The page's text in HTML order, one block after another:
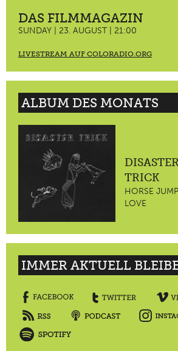
DAS FILMMAGAZIN
SUNDAY | 23. AUGUST | 21:00
LIVESTREAM AUF COLORADIO.ORG
ALBUM DES MONATS
DISASTER
TRICK
HORSE
LOVE
IMMER AKTUELL